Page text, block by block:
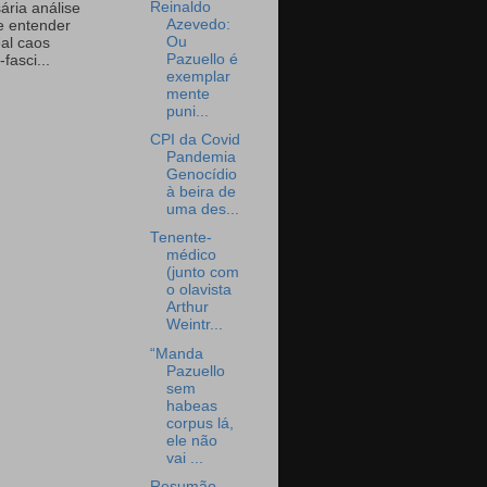
análise
entender
caos
Reinaldo
Azevedo:
Ou
Pazuello é
exemplar
mente
puni...
CPI da Covid
Pandemia
Genocídio
à beira de
uma des...
Tenente-
médico
(junto com
o olavista
Arthur
Weintr...
“Manda
Pazuello
sem
habeas
corpus lá,
ele não
vai ...